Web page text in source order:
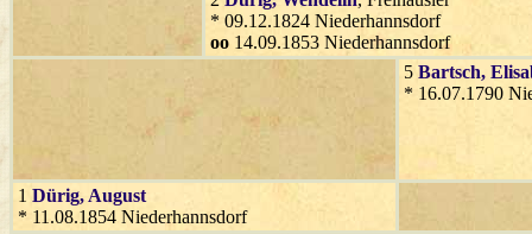
* 09.12.1824 Niederhannsdorf
oo 14.09.1853 Niederhannsdorf
5 Bartsch,
* 16.07.1790
1 Dürig, August
* 11.08.1854 Niederhannsdorf